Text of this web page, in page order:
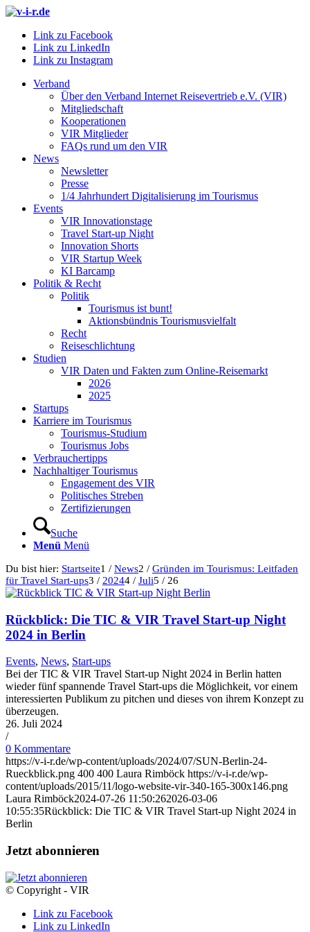
Link zu Facebook
Link zu LinkedIn
Link zu Instagram
Verband
Über den Verband Internet Reisevertrieb e.V. (VIR)
Mitgliedschaft
Kooperationen
VIR Mitglieder
FAQs rund um den VIR
News
Newsletter
Presse
1/4 Jahrhundert Digitalisierung im Tourismus
Events
VIR Innovationstage
Travel Start-up Night
Innovation Shorts
VIR Startup Week
KI Barcamp
Politik & Recht
Politik
Tourismus ist bunt!
Aktionsbündnis Tourismusvielfalt
Recht
Reiseschlichtung
Studien
VIR Daten und Fakten zum Online-Reisemarkt
2026
2025
Startups
Karriere im Tourismus
Tourismus-Studium
Tourismus Jobs
Verbrauchertipps
Nachhaltiger Tourismus
Engagement des VIR
Politisches Streben
Zertifizierungen
Suche
Menü Menü
Du bist hier: Startseite1 / News2 / Gründen im Tourismus: Leitfaden
für Travel Start-ups3 / 20244 / Juli5 / 26
Rückblick: Die TIC & VIR Travel Start-up Night
2024 in Berlin
Events, News, Start-ups
Bei der TIC & VIR Travel Start-up Night 2024 in Berlin hatten
wieder fünf spannende Travel Start-ups die Möglichkeit, vor einem
interessierten Publikum zu pitchen und dieses von ihrem Konzept zu
überzeugen.
26. Juli 2024
/
0 Kommentare
https://v-i-r.de/wp-content/uploads/2024/07/SUN-Berlin-24-
Rueckblick.png 400 400 Laura Rimböck https://v-i-r.de/wp-
content/uploads/2015/11/logo-website-vir-340-165-300x146.png
Laura Rimböck2024-07-26 11:50:262026-03-06
10:55:35Rückblick: Die TIC & VIR Travel Start-up Night 2024 in
Berlin
Jetzt abonnieren
© Copyright - VIR
Link zu Facebook
Link zu LinkedIn